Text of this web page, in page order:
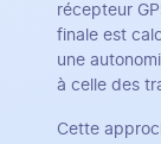
récepteur
finale est
une
à celle des
Cette